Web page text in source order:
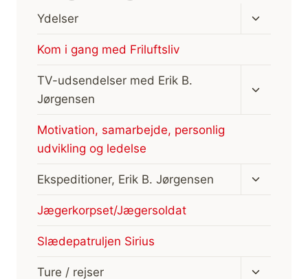
Ydelser
Skift
Kom i gang med Friluftsliv
TV-udsendelser med Erik B.
Jørgensen
Motivation, samarbejde, personlig
udvikling og ledelse
Ekspeditioner, Erik B. Jørgensen
Skift
Jægerkorpset/Jægersoldat
Slædepatruljen Sirius
Ture / rejser
Skift